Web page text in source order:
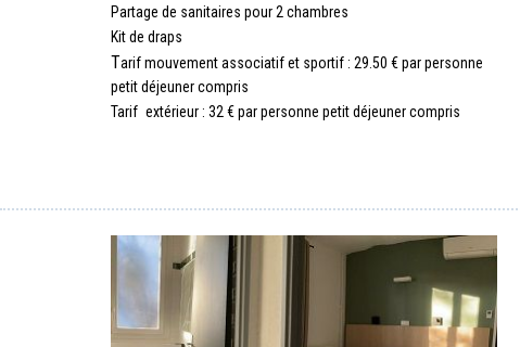
Partage de sanitaires pour 2 chambres
Kit de draps
Tarif mouvement associatif et sportif : 29.50 €par personne
petit déjeuner compris
Tarif extérieur : 32 € par personne petit déjeuner compris